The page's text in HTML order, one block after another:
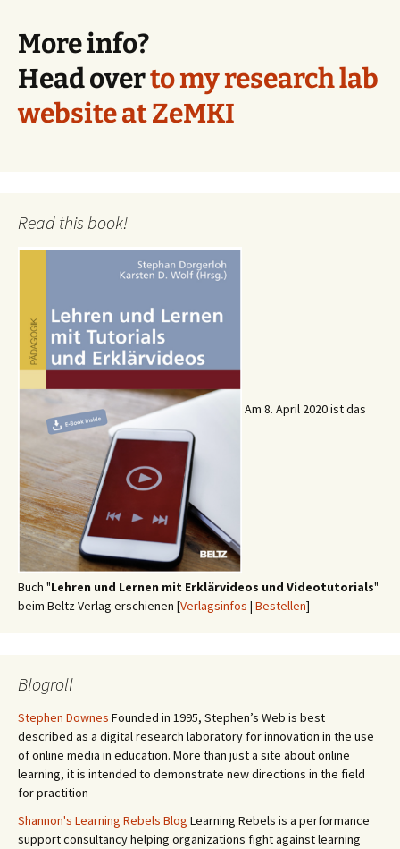
More info?
Head overto my research lab
website at ZeMKI
Read this book!
Am 8. April 2020 ist das
Buch "Lehren und Lernen mit Erklärvideos und Videotutorials"
beim Beltz Verlag erschienen [Verlagsinfos | Bestellen]
Blogroll
Stephen Downes Founded in 1995, Stephen’s Web is best
described as a digital research laboratory for innovation in the use
of online media in education. More than just a site about online
learning, it is intended to demonstrate new directions in the field
for practition
Shannon's Learning Rebels Blog Learning Rebels is a performance
support consultancy helping organizations fight against learning